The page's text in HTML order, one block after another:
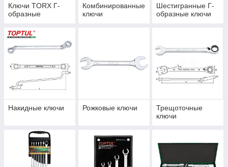
Ключи TORX Г-
образные
Комбинированные
ключи
Шестигранные Г-
образные ключи
Накидные ключи Рожковые ключи
Трещоточные
ключи